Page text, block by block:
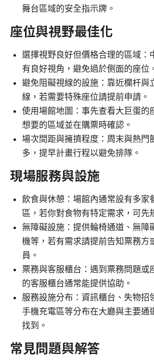
舞台區域的安全指示牌。
座位與視野最佳化
選擇視野良好但價格合理的區域：
有良好視角，避免過於側面的座位
避免阻礙視線的設施：靠近欄杆與
線，若需要特殊座位請提前申請。
使用場館地圖：事先查看大巨蛋的
想要的區域並在購票時確認。
場次間距與擁擠程度：周末與熱門
多，提早計畫行程以避免排隊。
現場服務與設施
飲食與休憩：場館內通常設有多家
區，若你對食物有特定需求，可先
無障礙設施：提供輪椅通道、無障
機等，若有需求請提前告知票務方
員。
票務與客服櫃台：遇到票務問題或
的客服櫃台通常能提供協助。
服務設施分布：資訊櫃台、失物招
手機充電區等分布在大廳與主要通
找到。
常見問題與解答